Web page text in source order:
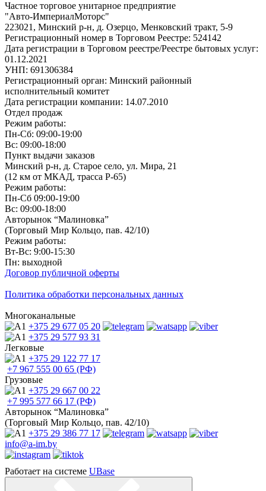
Частное торговое унитарное предприятие
"Авто-ИмпериалМоторс"
223021, Минский р-н, д. Озерцо, Менковский тракт, 5-9
Регистрационный номер в Торговом Реестре: 524142
Дата регистрации в Торговом реестре/Реестре бытовых услуг:
01.12.2021
УНП: 691306384
Регистрационный орган: Минский районный
исполнительный комитет
Дата регистрации компании: 14.07.2010
Отдел продаж
Режим работы:
Пн-Сб: 09:00-19:00
Вс: 09:00-18:00
Пункт выдачи заказов
Минский р-н, д. Старое село, ул. Мира, 21
(12 км от МКАД, трасса P-65)
Режим работы:
Пн-Сб 09:00-19:00
Вс: 09:00-18:00
Авторынок “Малиновка”
(Торговый Мир Кольцо, пав. 42/10)
Режим работы:
Вт-Вс: 9:00-15:30
Пн: выходной
Договор публичной оферты
Политика обработки персональных данных
Многоканальные
+375 29 677 05 20
+375 29 577 93 31
Легковые
+375 29 122 77 17
+7 967 555 00 65 (РФ)
Грузовые
+375 29 667 00 22
+7 995 577 66 17 (РФ)
Авторынок “Малиновка”
(Торговый Мир Кольцо, пав. 42/10)
+375 29 386 77 17
info@a-im.by
Работает на системе UBase